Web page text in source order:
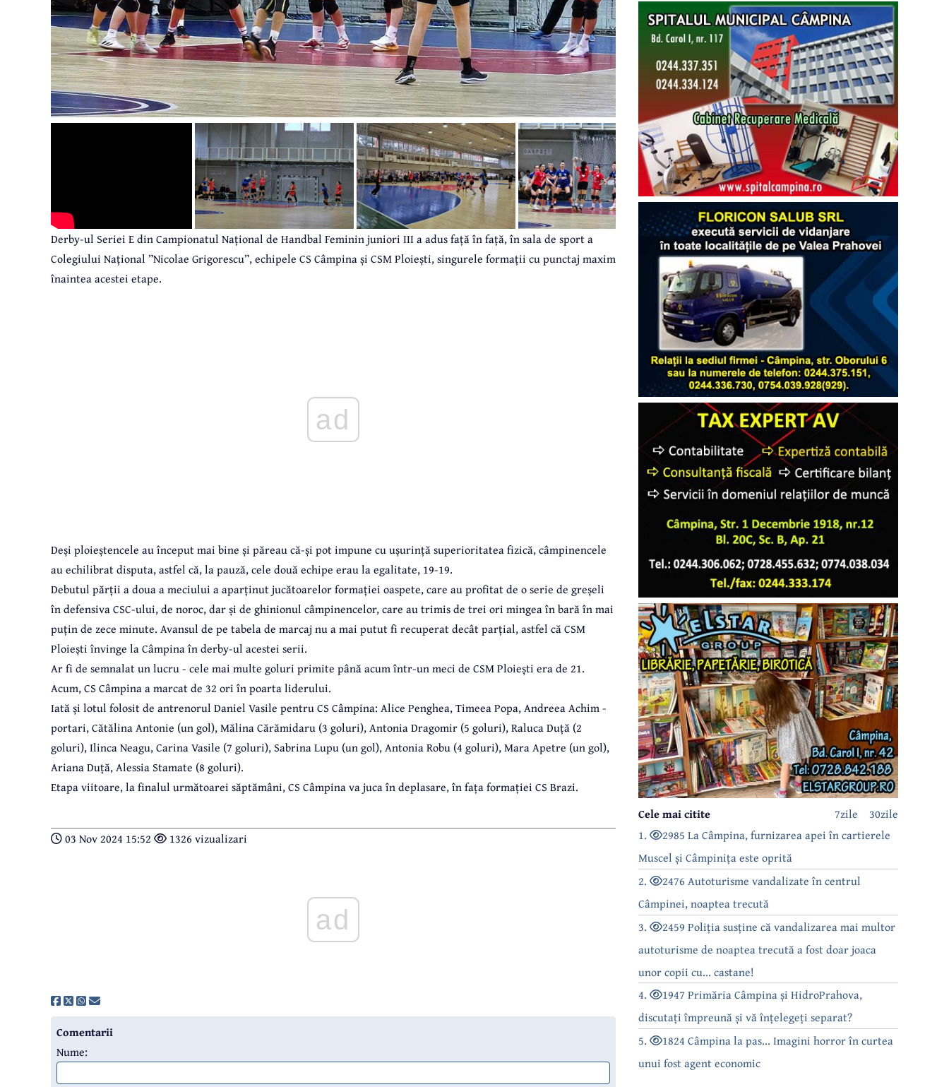
Derby-ul Seriei E din Campionatul Național de Handbal Feminin juniori III a adus față în față, în sala de sport a
Colegiului Național ”Nicolae Grigorescu”, echipele CS Câmpina și CSM Ploiești, singurele formații cu punctaj maxim
înaintea acestei etape.
ad
Deși ploieștencele au început mai bine și păreau că-și pot impune cu ușurință superioritatea fizică, câmpinencele
au echilibrat disputa, astfel că, la pauză, cele două echipe erau la egalitate, 19-19.
Debutul părții a doua a meciului a aparținut jucătoarelor formației oaspete, care au profitat de o serie de greșeli
în defensiva CSC-ului, de noroc, dar și de ghinionul câmpinencelor, care au trimis de trei ori mingea în bară în mai
puțin de zece minute. Avansul de pe tabela de marcaj nu a mai putut fi recuperat decât parțial, astfel că CSM
Ploiești învinge la Câmpina în derby-ul acestei serii.
Ar fi de semnalat un lucru - cele mai multe goluri primite până acum într-un meci de CSM Ploiești era de 21.
Acum, CS Câmpina a marcat de 32 ori în poarta liderului.
Iată și lotul folosit de antrenorul Daniel Vasile pentru CS Câmpina: Alice Penghea, Timeea Popa, Andreea Achim -
portari, Cătălina Antonie (un gol), Mălina Cărămidaru (3 goluri), Antonia Dragomir (5 goluri), Raluca Duță (2
goluri), Ilinca Neagu, Carina Vasile (7 goluri), Sabrina Lupu (un gol), Antonia Robu (4 goluri), Mara Apetre (un gol),
Ariana Duță, Alessia Stamate (8 goluri).
Etapa viitoare, la finalul următoarei săptămâni, CS Câmpina va juca în deplasare, în fața formației CS Brazi.
03 Nov 2024 15:52 1326 vizualizari
ad
Comentarii
Nume:
30zile
7zile
Cele mai citite
1.
2985 La Câmpina, furnizarea apei în cartierele
Muscel și Câmpinița este oprită
2.
2476 Autoturisme vandalizate în centrul
Câmpinei, noaptea trecută
3.
2459 Poliția susține că vandalizarea mai multor
autoturisme de noaptea trecută a fost doar joaca
unor copii cu... castane!
4.
1947 Primăria Câmpina și HidroPrahova,
discutați împreună și vă înțelegeți separat?
5.
1824 Câmpina la pas... Imagini horror în curtea
unui fost agent economic